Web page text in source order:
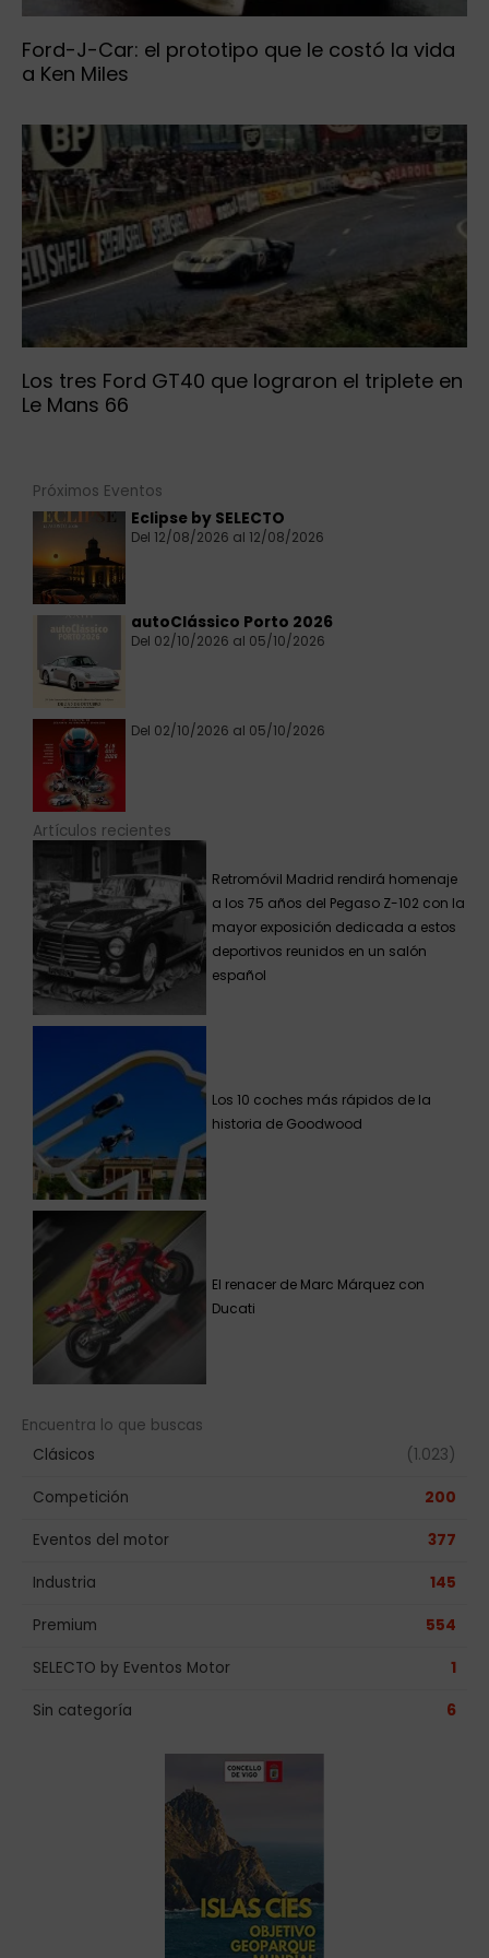
Ford-J-Car: el prototipo que le costó la vida
a Ken Miles
Los tres Ford GT40 que lograron el triplete en
Le Mans 66
Próximos Eventos
Eclipse by SELECTO
Del 12/08/2026 al 12/08/2026
autoClássico Porto 2026
Del 02/10/2026 al 05/10/2026
Del 02/10/2026 al 05/10/2026
Artículos recientes
Retromóvil Madrid rendirá homenaje
a los 75 años del Pegaso Z-102 con la
mayor exposición dedicada a estos
deportivos reunidos en un salón
español
Los 10 coches más rápidos de la
historia de Goodwood
El renacer de Marc Márquez con
Ducati
Encuentra lo que buscas
Clásicos
(1.023)
Competición 200
Eventos del motor 377
Industria 145
Premium 554
SELECTO by Eventos Motor 1
Sin categoría 6